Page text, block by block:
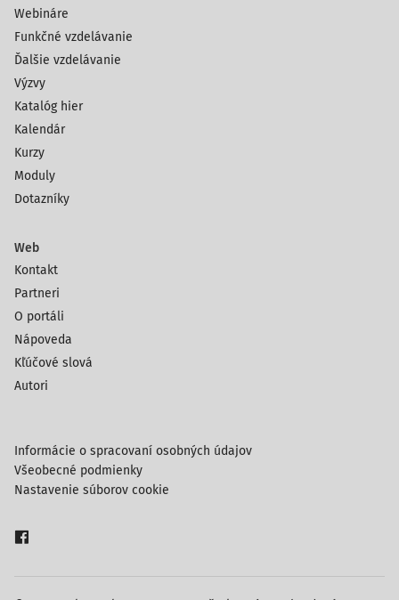
Webináre
Funkčné vzdelávanie
Ďalšie vzdelávanie
Výzvy
Katalóg hier
Kalendár
Kurzy
Moduly
Dotazníky
Web
Kontakt
Partneri
O portáli
Nápoveda
Kľúčové slová
Autori
Informácie o spracovaní osobných údajov
Všeobecné podmienky
Nastavenie súborov cookie